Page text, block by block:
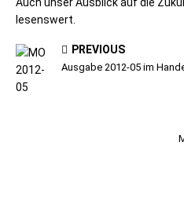
lesenswert.
PREVIOUS
Ausgabe 2012-05 im